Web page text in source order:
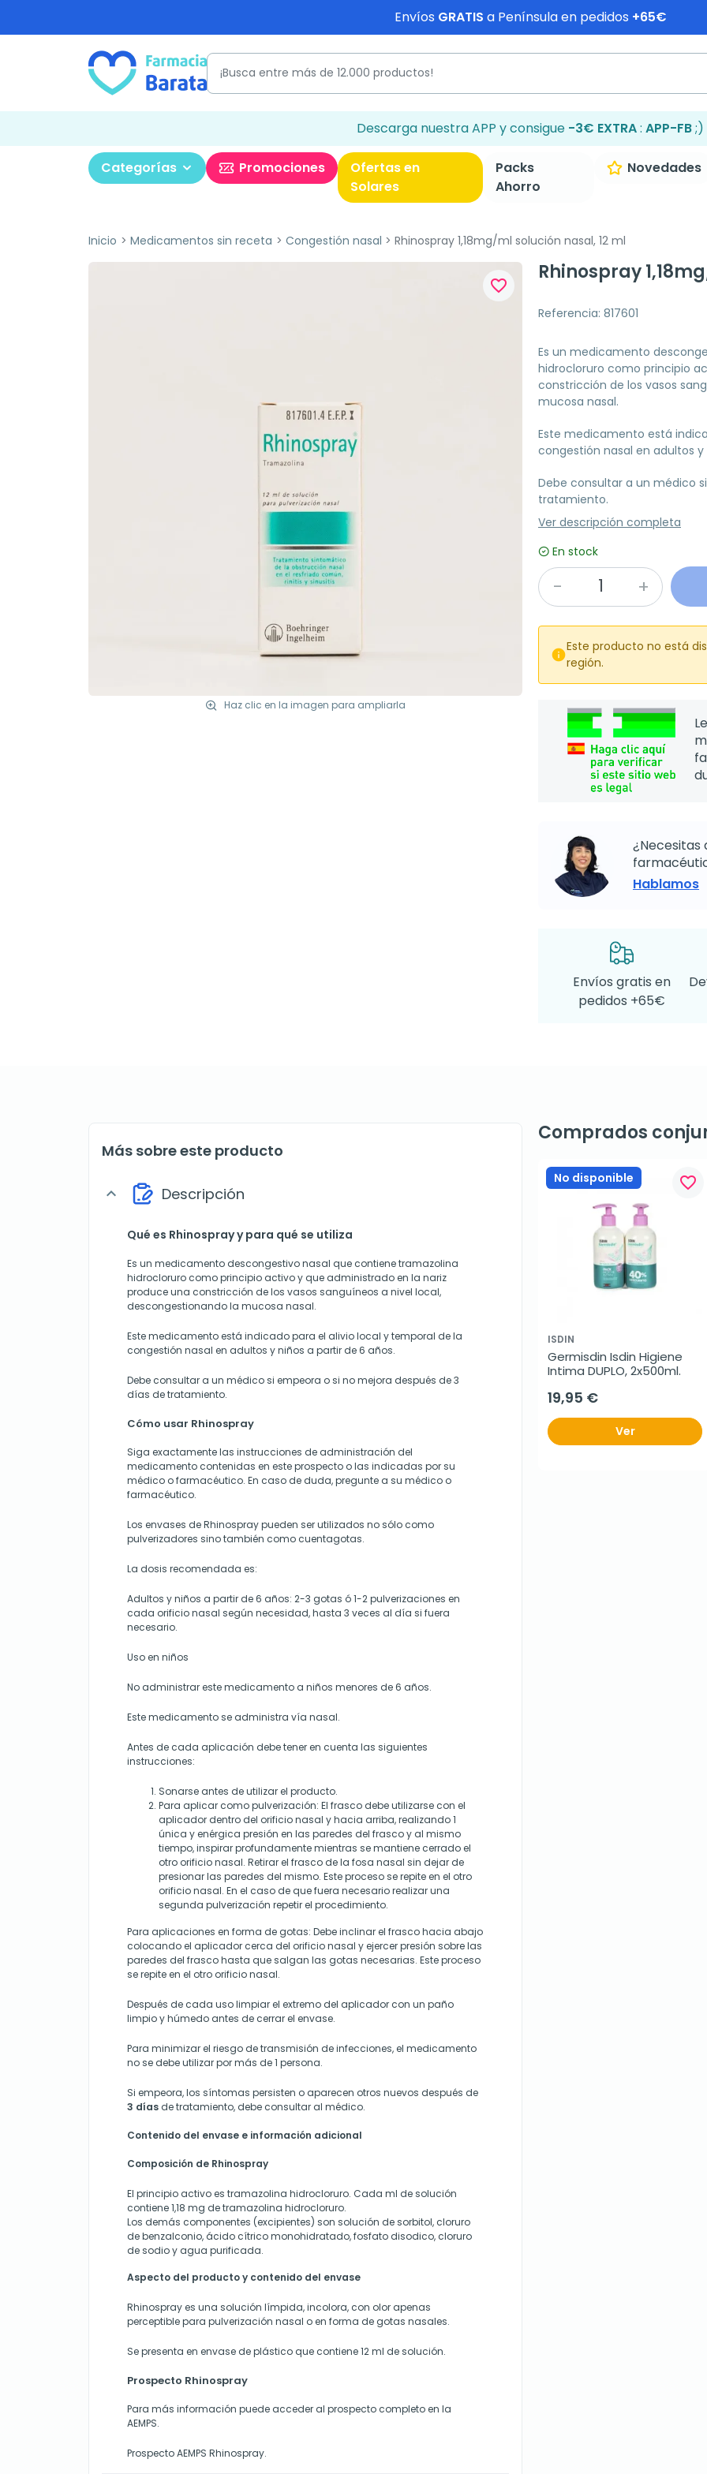
Envíos GRATIS a Península en pedidos +65€
Descarga nuestra APP y consigue -3€ EXTRA: APP-FB;)
Categorías Promociones
Ofertas en
Solares
Packs
Ahorro
Novedades
Inicio Medicamentos sin receta Congestión nasal Rhinospray 1,18mg/ml solución nasal, 12 ml
Haz clic en la imagen para ampliarla
favorite_border
Rhinospray
Referencia: 817601
Es un medicamento
hidrocloruro como principio
constricción de los vasos
mucosa nasal.
Este medicamento está
congestión nasal en adultos
Debe consultar a un médico
tratamiento.
Ver descripción completa
En stock

Este producto no está
región.
¿Necesitas
Hablamos
Envíos gratis en
pedidos +65€
Más sobre este producto
expand_more Descripción
Qué es Rhinospray y para qué se utiliza
Es un medicamento descongestivo nasal que contiene tramazolina
hidrocloruro como principio activo y que administrado en la nariz
produce una constricción de los vasos sanguíneos a nivel local,
descongestionando la mucosa nasal.
Este medicamento está indicado para el alivio local y temporal de la
congestión nasal en adultos y niños a partir de 6 años.
Debe consultar a un médico si empeora o si no mejora después de 3
días de tratamiento.
Cómo usar Rhinospray
Siga exactamente las instrucciones de administración del
medicamento contenidas en este prospecto o las indicadas por su
médico o farmacéutico. En caso de duda, pregunte a su médico o
farmacéutico.
Los envases de Rhinospray pueden ser utilizados no sólo como
pulverizadores sino también como cuentagotas.
La dosis recomendada es:
Adultos y niños a partir de 6 años: 2-3 gotas ó 1-2 pulverizaciones en
cada orificio nasal según necesidad, hasta 3 veces al día si fuera
necesario.
Uso en niños
No administrar este medicamento a niños menores de 6 años.
Este medicamento se administra vía nasal.
Antes de cada aplicación debe tener en cuenta las siguientes
instrucciones:
Sonarse antes de utilizar el producto.
Para aplicar como pulverización: El frasco debe utilizarse con el
aplicador dentro del orificio nasal y hacia arriba, realizando 1
única y enérgica presión en las paredes del frasco y al mismo
tiempo, inspirar profundamente mientras se mantiene cerrado el
otro orificio nasal. Retirar el frasco de la fosa nasal sin dejar de
presionar las paredes del mismo. Este proceso se repite en el otro
orificio nasal. En el caso de que fuera necesario realizar una
segunda pulverización repetir el procedimiento.
Para aplicaciones en forma de gotas: Debe inclinar el frasco hacia abajo
colocando el aplicador cerca del orificio nasal y ejercer presión sobre las
paredes del frasco hasta que salgan las gotas necesarias. Este proceso
se repite en el otro orificio nasal.
Después de cada uso limpiar el extremo del aplicador con un paño
limpio y húmedo antes de cerrar el envase.
Para minimizar el riesgo de transmisión de infecciones, el medicamento
no se debe utilizar por más de 1 persona.
Si empeora, los síntomas persisten o aparecen otros nuevos después de
3 días de tratamiento, debe consultar al médico.
Contenido del envase e información adicional
Composición de Rhinospray
El principio activo es tramazolina hidrocloruro. Cada ml de solución
contiene 1,18 mg de tramazolina hidrocloruro.
Los demás componentes (excipientes) son solución de sorbitol, cloruro
de benzalconio, ácido cítrico monohidratado, fosfato disodico, cloruro
de sodio y agua purificada.
Aspecto del producto y contenido del envase
Rhinospray es una solución límpida, incolora, con olor apenas
perceptible para pulverización nasal o en forma de gotas nasales.
Se presenta en envase de plástico que contiene 12 ml de solución.
Prospecto Rhinospray
Para más información puede acceder al prospecto completo en la
AEMPS.
Prospecto AEMPS Rhinospray.
Comprados
No disponible favorite_border
ISDIN
Germisdin Isdin Higiene
Intima DUPLO, 2x500ml.
19,95 €
Ver